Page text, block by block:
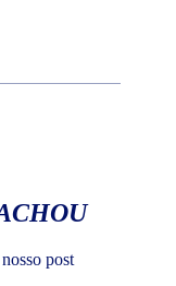
post